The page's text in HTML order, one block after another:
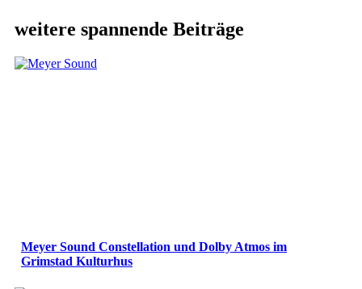
weitere spannende Beiträge
Meyer Sound Constellation und Dolby Atmos im
Grimstad Kulturhus